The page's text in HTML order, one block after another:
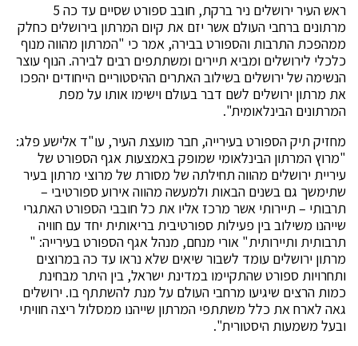
ראש העיר ירושלים ניר ברקת, חובב ספורט שסיים עד כה 5
מרתונים ברחבי העולם אשר יזם את קיום המרתון בירושלים כחלק
ממהפכת התרבות והספורט בבירה, אמר כי "המרתון מהווה מנוף
כלכלי לירושלים ומביא תיירים ומשתתפים רבים לבירה. הנוף עוצר
הנשימה של ירושלים בשילוב האתרים ההיסטוריים הייחודים יהפכו
את מרתון ירושלים לשם דבר בעולם וישימו אותו על מפת
המרתונים הבינלאומית".
מחזיק תיק הספורט בעירייה, חבר מועצת העיר, עו"ד אלישע פלג:
"מרוץ המרתון הבינלאומי שמופק באמצעות אגף הספורט של
עיריית ירושלים מהווה תחילתה של מסורת של מרוצי מרתון בעיר
שתימשך גם בשנים הבאות ולמעשה מהווה אירוע ספורטיבי –
תרבותי – תיירותי אשר מרכז אליו את כל חובבי הספורט האתגרי
שייהנו משילוב בין פעילות ספורטיבית בריאותית יחד עם חוויה
תרבותית ותיירותית" אורי מנחם, מנהל אגף הספורט בעירייה: "
מרתון ירושלים עומד לשבור שיאים שלא נראו עד כה במרוצים
ותחרויות ספורט שהתקיימו במדינת ישראל, בין היתר מבחינת
כמות הרצים שיגיעו מרחבי העולם על מנת להשתתף בו. ירושלים
גאה לארח את כלל משתתפי המרתון שייהנו ממסלול ריצה חוויתי
ובעל משמעות היסטורית".